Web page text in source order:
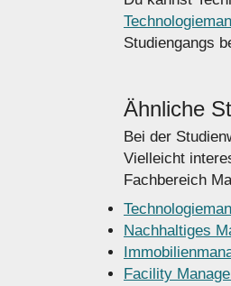
Studiengangs
Ähnliche
Bei der
Vielleicht
Fachbereich
Nachhaltiges
Facility